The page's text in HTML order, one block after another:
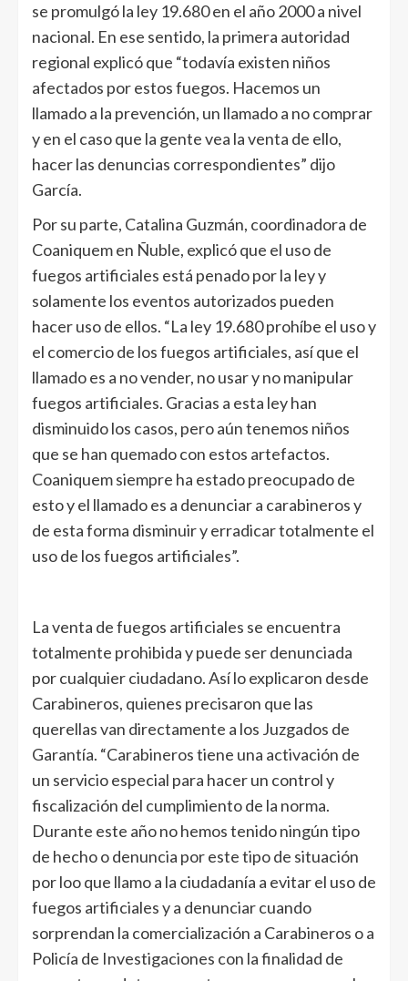
se promulgó la ley 19.680 en el año 2000 a nivel
nacional. En ese sentido, la primera autoridad
regional explicó que “todavía existen niños
afectados por estos fuegos. Hacemos un
llamado a la prevención, un llamado a no comprar
y en el caso que la gente vea la venta de ello,
hacer las denuncias correspondientes” dijo
García.
Por su parte, Catalina Guzmán, coordinadora de
Coaniquem en Ñuble, explicó que el uso de
fuegos artificiales está penado por la ley y
solamente los eventos autorizados pueden
hacer uso de ellos. “La ley 19.680 prohíbe el uso y
el comercio de los fuegos artificiales, así que el
llamado es a no vender, no usar y no manipular
fuegos artificiales. Gracias a esta ley han
disminuido los casos, pero aún tenemos niños
que se han quemado con estos artefactos.
Coaniquem siempre ha estado preocupado de
esto y el llamado es a denunciar a carabineros y
de esta forma disminuir y erradicar totalmente el
uso de los fuegos artificiales”.
La venta de fuegos artificiales se encuentra
totalmente prohibida y puede ser denunciada
por cualquier ciudadano. Así lo explicaron desde
Carabineros, quienes precisaron que las
querellas van directamente a los Juzgados de
Garantía. “Carabineros tiene una activación de
un servicio especial para hacer un control y
fiscalización del cumplimiento de la norma.
Durante este año no hemos tenido ningún tipo
de hecho o denuncia por este tipo de situación
por loo que llamo a la ciudadanía a evitar el uso de
fuegos artificiales y a denunciar cuando
sorprendan la comercialización a Carabineros o a
Policía de Investigaciones con la finalidad de